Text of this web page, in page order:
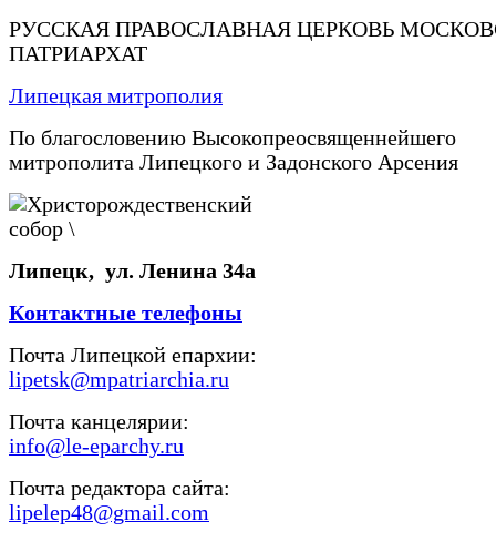
РУССКАЯ ПРАВОСЛАВНАЯ ЦЕРКОВЬ
ПАТРИАРХАТ
Липецкая митрополия
По благословению Высокопреосвященнейшего
митрополита Липецкого и Задонского Арсения
Липецк, ул. Ленина 34а
Контактные телефоны
Почта Липецкой епархии:
lipetsk@mpatriarchia.ru
Почта канцелярии:
info@le-eparchy.ru
Почта редактора сайта:
lipelep48@gmail.com